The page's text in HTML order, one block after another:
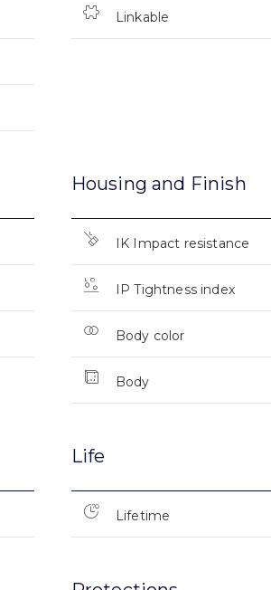
Linkable
Housing and Finish
IK Impact resistance
IP Tightness index
Body color
Body
Life
Lifetime